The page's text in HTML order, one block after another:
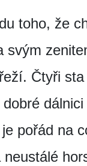
toho, že
Čtyři
pořád na